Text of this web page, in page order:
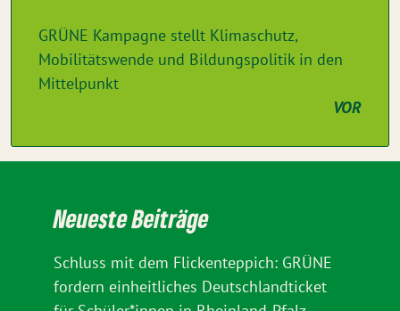
GRÜNE Kampagne stellt Klimaschutz,
Mobilitätswende und Bildungspolitik in den
Mittelpunkt
VOR
Neueste Beiträge
Schluss mit dem Flickenteppich: GRÜNE
fordern einheitliches Deutschlandticket